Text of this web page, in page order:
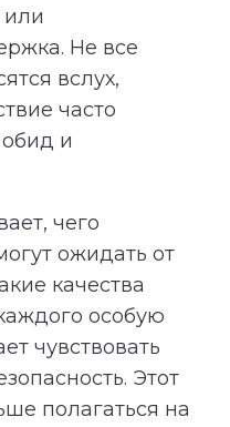
Не все
вслух,
часто
и
чего
ожидать от
качества
особую
чувствовать
Этот
полагаться на